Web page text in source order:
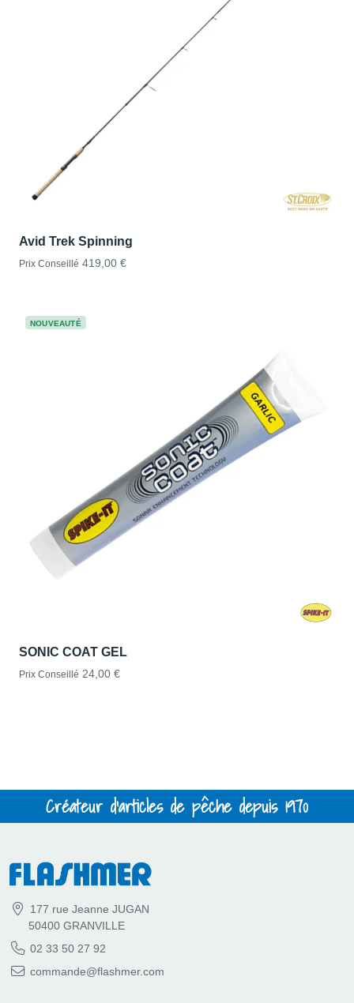
Avid Trek Spinning
Prix Conseillé 419,00 €
NOUVEAUTÉ
SONIC COAT GEL
Prix Conseillé 24,00 €
Créateur d'articles de pêche depuis 1970
177 rue Jeanne JUGAN
50400 GRANVILLE
02 33 50 27 92
commande@flashmer.com